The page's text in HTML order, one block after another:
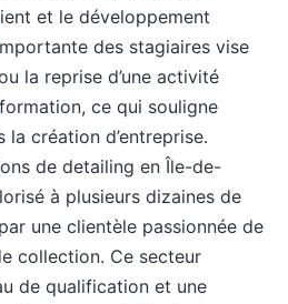
et le développement
des stagiaires vise
la reprise d’une activité
ce qui souligne
la création d’entreprise.
de detailing en Île-de-
à plusieurs dizaines de
une clientèle passionnée de
collection. Ce secteur
de qualification et une